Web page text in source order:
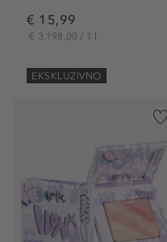
€ 15,99
€ 3.198,00 / 1 l
EKSKLUZIVNO